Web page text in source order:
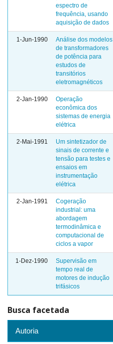
espectro de
frequência, usando
aquisição de dados
1-Jun-1990
Análise dos modelos
de transformadores
de potência para
estudos de
transitórios
eletromagnéticos
2-Jan-1990
Operação
econômica dos
sistemas de energia
elétrica
2-Mai-1991
Um sintetizador de
sinais de corrente e
tensão para testes e
ensaios em
instrumentação
elétrica
2-Jan-1991
Cogeração
industrial: uma
abordagem
termodinâmica e
computacional de
ciclos a vapor
1-Dez-1990
Supervisão em
tempo real de
motores de indução
trifásicos
Busca facetada
Autoria